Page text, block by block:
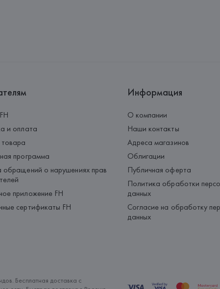
и оплата
программа
обращений о нарушениях прав
приложение FH
сертификаты FH
Информация
О компании
Наши контакты
Адреса магазинов
Облигации
Публичная оферта
Политика обработки
данных
Согласие на обработку
данных
Бесплатная доставка с